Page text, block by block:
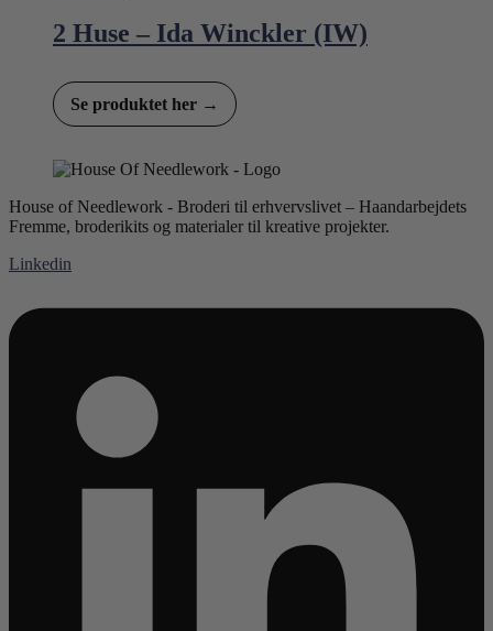
2 Huse – Ida Winckler (IW)
Se produktet her →
House of Needlework - Broderi til erhvervslivet – Haandarbejdets
Fremme, broderikits og materialer til kreative projekter.
Linkedin